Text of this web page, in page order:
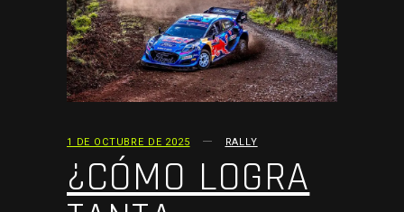
1 DE OCTUBRE DE 2025 RALLY
¿CÓMO LOGRA